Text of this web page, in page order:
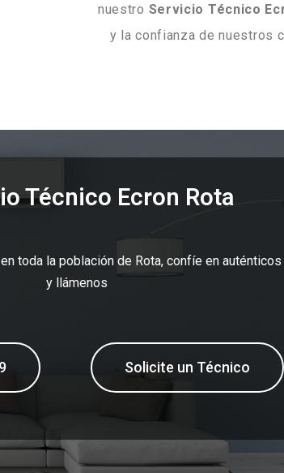
nuestro Servicio Técnico
y la confianza de nuestros
Técnico Ecron Rota
toda la población de Rota, confíe en
y llámenos
Solicite un Técnico